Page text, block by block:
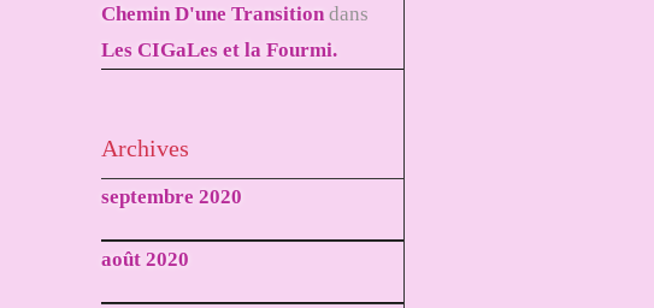
Chemin D'une Transitiondans
Les CIGaLes et la Fourmi.
Archives
septembre 2020
août 2020